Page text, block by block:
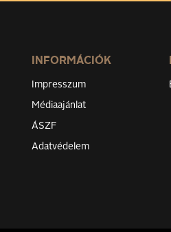
INFORMÁCIÓK
Impresszum
Médiaajánlat
ÁSZF
Adatvédelem